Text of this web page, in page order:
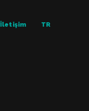
İletişim TR